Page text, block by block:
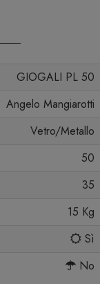
GIOGALI PL 50
Angelo Mangiarotti
Vetro/Metallo
50
35
15 Kg
Sì
No